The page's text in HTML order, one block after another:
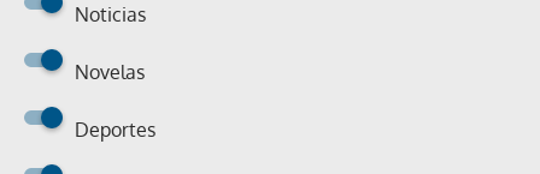
Noticias
Novelas
Deportes